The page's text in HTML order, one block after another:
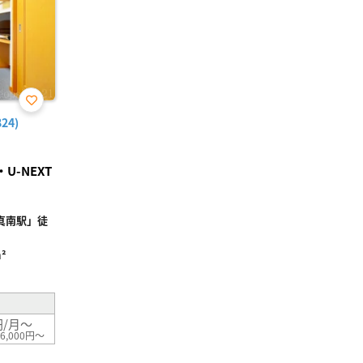
お気
U-NEXT
南駅」徒
/月～
円～